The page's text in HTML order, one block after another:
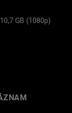
10,7 GB (1080p)